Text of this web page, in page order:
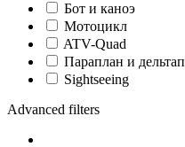
Бот и каноэ
Мотоцикл
ATV-Quad
Параплан и
Sightseeing
Advanced filters